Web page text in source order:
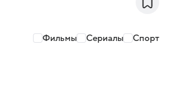
Фильмы Сериалы Спорт